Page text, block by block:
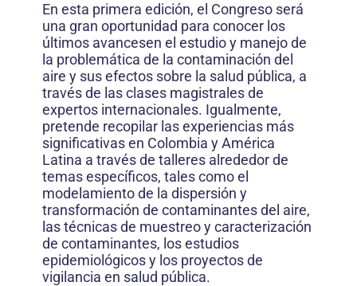
En esta primera edición, el Congreso será
una gran oportunidad para conocer los
últimos avancesen el estudio y manejo de
la problemática de la contaminación del
aire y sus efectos sobre la salud pública, a
través de las clases magistrales de
expertos internacionales. Igualmente,
pretende recopilar las experiencias más
significativas en Colombia y América
Latina a través de talleres alrededor de
temas específicos, tales como el
modelamiento de la dispersión y
transformación de contaminantes del aire,
las técnicas de muestreo y caracterización
de contaminantes, los estudios
epidemiológicos y los proyectos de
vigilancia en salud pública.